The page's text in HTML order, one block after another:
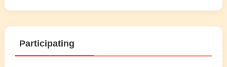
Participating